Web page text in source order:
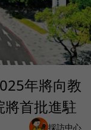
年將向教
首批進駐
採訪中心